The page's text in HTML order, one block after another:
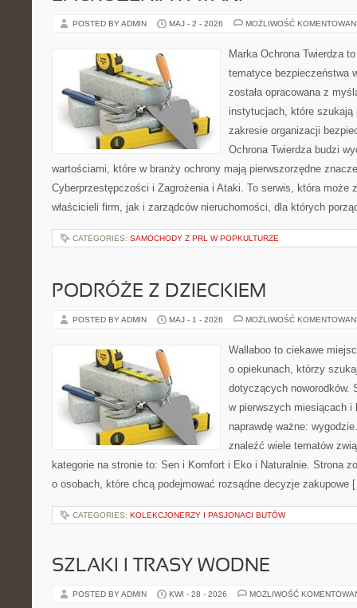
POSTED BY ADMIN MAJ - 2 - 2026 MOŻLIWOŚĆ
Marka Ochrona Twierdza
tematyce bezpieczeństwa
została opracowana z
instytucjach, które szukają
zakresie organizacji
Ochrona Twierdza budzi
wartościami, które w branży ochrony mają pierwszorzędne
Cyberprzestępczości i Zagrożenia i Ataki. To serwis, która może
właścicieli firm, jak i zarządców nieruchomości, dla których
CATEGORIES: SAMOCHODY Z PRL W POPKULTURZE
PODRÓŻE Z DZIECKIEM
POSTED BY ADMIN MAJ - 1 - 2026 MOŻLIWOŚĆ
Wallaboo to ciekawe
o opiekunach, którzy
dotyczących noworodków.
w pierwszych miesiącach
naprawdę ważne:
znaleźć wiele tematów
kategorie na stronie to: Sen i Komfort i Eko i Naturalnie. Strona
o osobach, które chcą podejmować rozsądne decyzje zakupowe
CATEGORIES: KOLEKCJONERZY I PASJONACI BUTÓW
SZLAKI I TRASY WODNE
POSTED BY ADMIN KWI - 28 - 2026 MOŻLIWOŚĆ